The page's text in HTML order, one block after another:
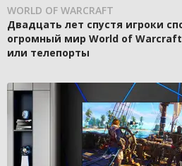
WORLD OF WARCRAFT
Двадцать лет спустя игроки
огромный мир World of
или телепорты